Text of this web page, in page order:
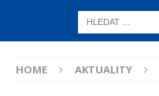
HOME AKTUALITY